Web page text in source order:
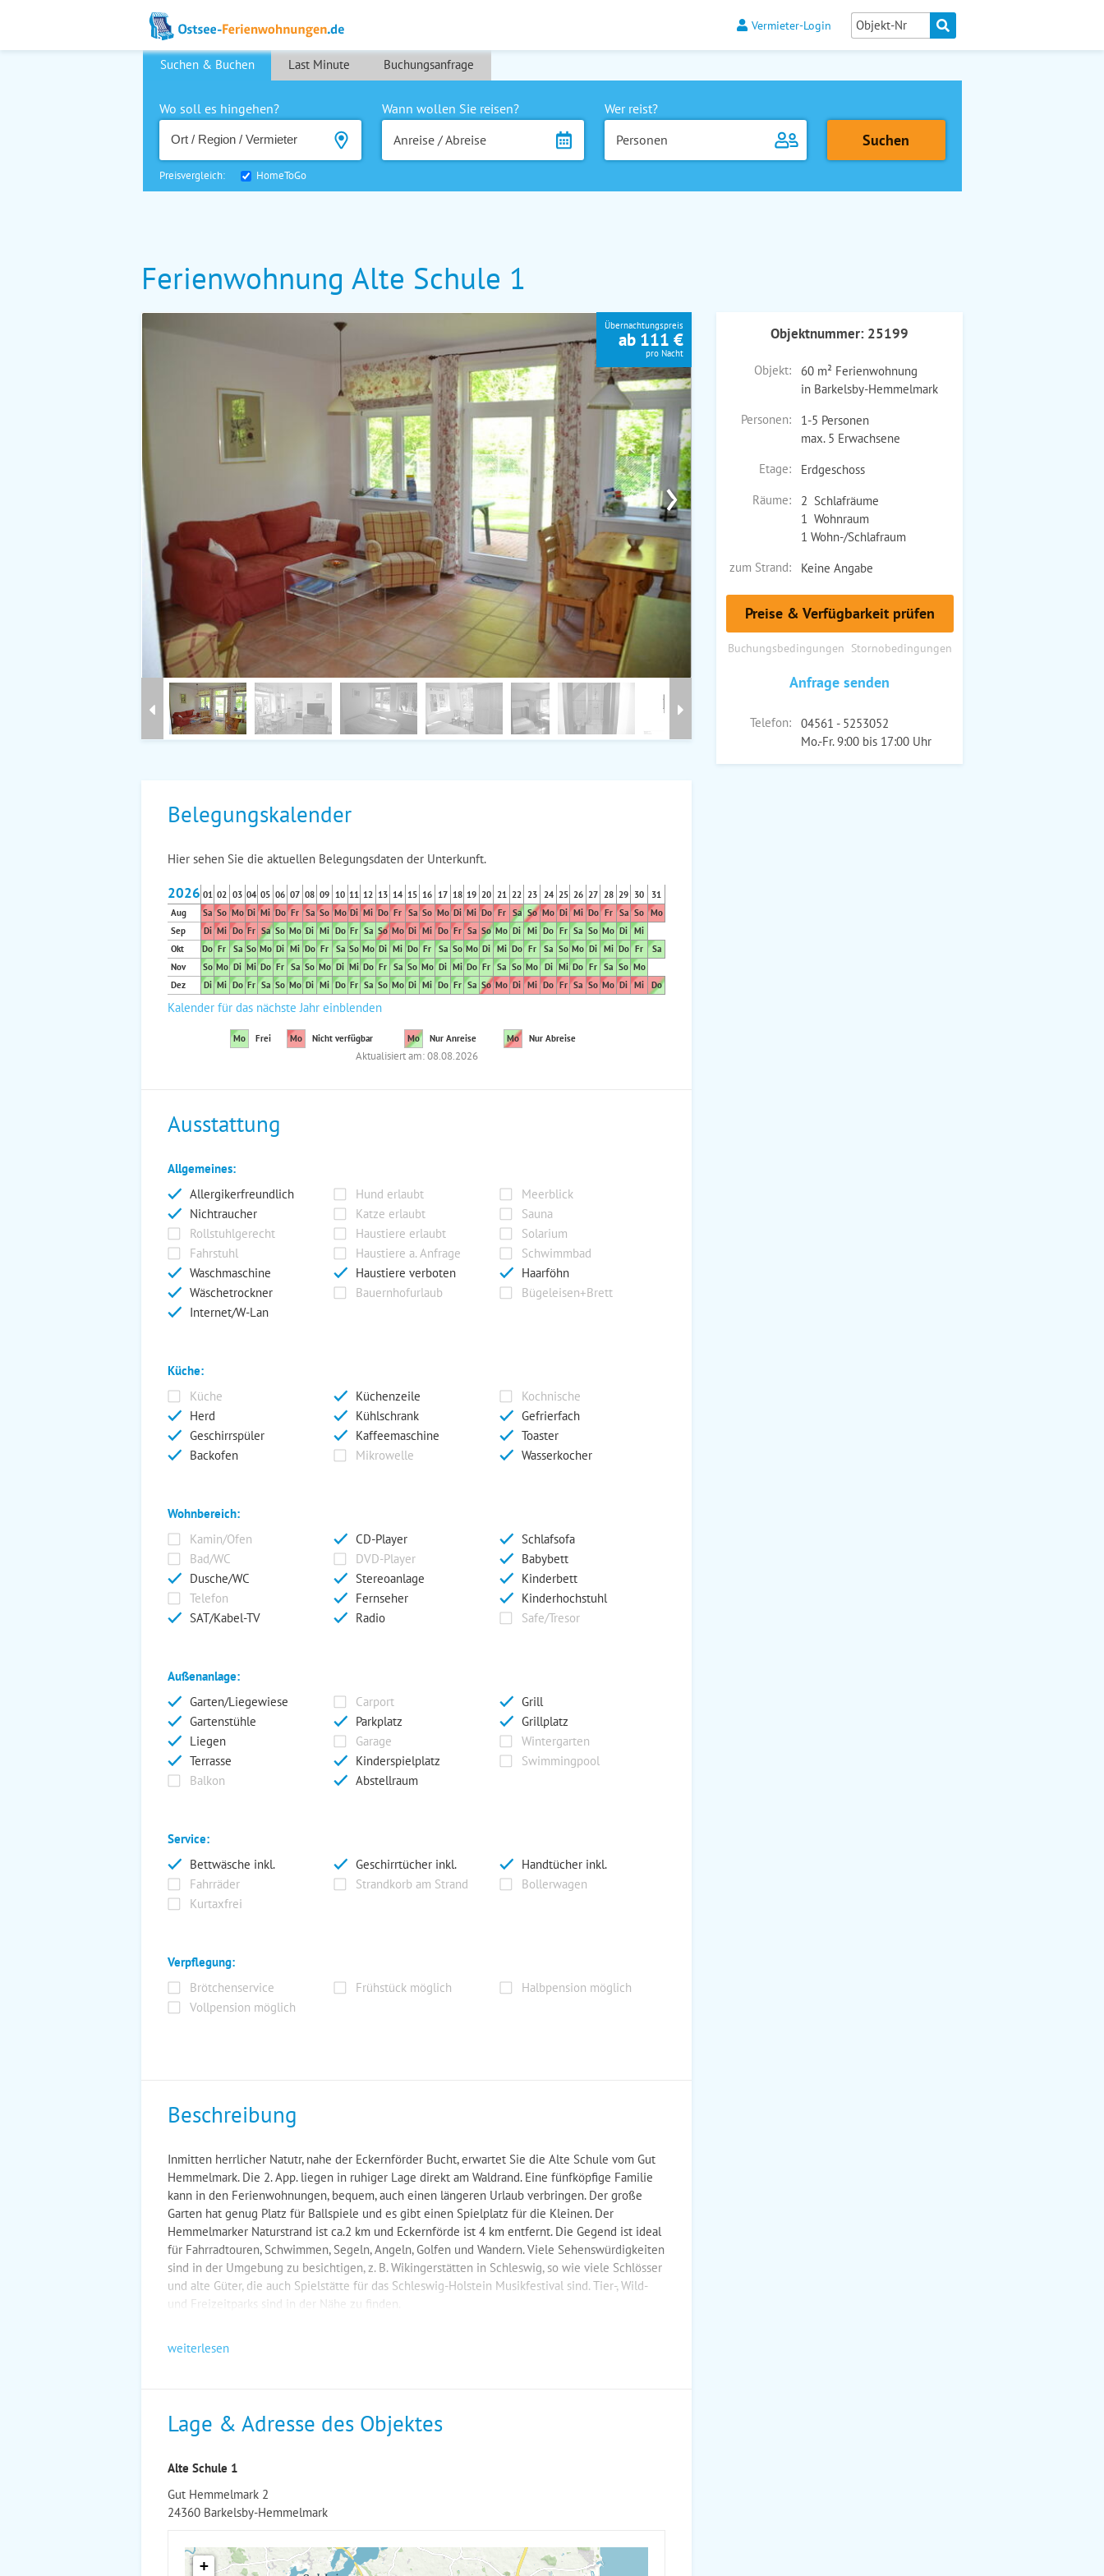
Vermieter-Login
Suchen & Buchen Last Minute Buchungsanfrage
Wo soll es hingehen?
Wann wollen Sie reisen?
Anreise / Abreise
Wer reist?
Personen
Preisvergleich: HomeToGo
Ferienwohnung Alte Schule 1
›
Übernachtungspreis
ab 111 €
pro Nacht
Objektnummer: 25199
Objekt:
60 m² Ferienwohnung
in Barkelsby-Hemmelmark
Personen:
1-5 Personen
max. 5 Erwachsene
Etage:
Erdgeschoss
Räume:
2 Schlafräume
1 Wohnraum
1 Wohn-/Schlafraum
zum Strand:
Keine Angabe
Preise & Verfügbarkeit prüfen
Buchungsbedingungen Stornobedingungen
Anfrage senden
Telefon:
04561 - 5253052
Mo.-Fr. 9:00 bis 17:00 Uhr
Belegungskalender
Hier sehen Sie die aktuellen Belegungsdaten der Unterkunft.
2026 01 02 03 04 05 06 07 08 09 10 11 12 13 14 15 16 17 18 19 20 21 22 23 24 25 26 27 28 29 30
31
Aug
Sa So Mo Di Mi Do Fr Sa So Mo Di Mi Do Fr Sa So Mo Di Mi Do Fr Sa So Mo Di Mi Do Fr Sa So Mo
Sep
Di Mi Do Fr Sa So Mo Di Mi Do Fr Sa So Mo Di Mi Do Fr Sa So Mo Di Mi Do Fr Sa So Mo Di Mi
Okt
Do Fr Sa So Mo Di Mi Do Fr Sa So Mo Di Mi Do Fr Sa So Mo Di Mi Do Fr Sa So Mo Di Mi Do Fr
Sa
Nov
So Mo Di Mi Do Fr Sa So Mo Di Mi Do Fr Sa So Mo Di Mi Do Fr Sa So Mo Di Mi Do Fr Sa So Mo
Dez
Di Mi Do Fr Sa So Mo Di Mi Do Fr Sa So Mo Di Mi Do Fr Sa So Mo Di Mi Do Fr Sa So Mo Di Mi Do
Kalender für das nächste Jahr einblenden
Mo Frei Mo Nicht verfügbar Mo Nur Anreise Mo Nur Abreise
Aktualisiert am: 08.08.2026
Ausstattung
Allgemeines:
Allergikerfreundlich
Hund erlaubt
Meerblick
Nichtraucher
Katze erlaubt
Sauna
Rollstuhlgerecht
Haustiere erlaubt
Solarium
Fahrstuhl
Haustiere a. Anfrage
Schwimmbad
Waschmaschine
Haustiere verboten
Haarföhn
Wäschetrockner
Bauernhofurlaub
Bügeleisen+Brett
Internet/W-Lan
Küche:
Küche
Küchenzeile
Kochnische
Herd
Kühlschrank
Gefrierfach
Geschirrspüler
Kaffeemaschine
Toaster
Backofen
Mikrowelle Wasserkocher
Wohnbereich:
Kamin/Ofen
CD-Player
Schlafsofa
Bad/WC
DVD-Player
Babybett
Dusche/WC
Stereoanlage
Kinderbett
Telefon
Fernseher
Kinderhochstuhl
SAT/Kabel-TV
Radio Safe/Tresor
Außenanlage:
Garten/Liegewiese
Carport
Grill
Gartenstühle
Parkplatz
Grillplatz
Liegen
Garage
Wintergarten
Terrasse
Kinderspielplatz
Swimmingpool
Balkon
Abstellraum
Service:
Bettwäsche inkl.
Geschirrtücher inkl.
Handtücher inkl.
Fahrräder
Strandkorb am Strand
Bollerwagen
Kurtaxfrei
Verpflegung:
Brötchenservice
Frühstück möglich
Halbpension möglich
Vollpension möglich
Beschreibung
Inmitten herrlicher Natutr, nahe der Eckernförder Bucht, erwartet Sie die Alte Schule vom Gut
Hemmelmark. Die 2. App. liegen in ruhiger Lage direkt am Waldrand. Eine fünfköpfige Familie
kann in den Ferienwohnungen, bequem, auch einen längeren Urlaub verbringen. Der große
Garten hat genug Platz für Ballspiele und es gibt einen Spielplatz für die Kleinen. Der
Hemmelmarker Naturstrand ist ca.2 km und Eckernförde ist 4 km entfernt. Die Gegend ist ideal
für Fahrradtouren, Schwimmen, Segeln, Angeln, Golfen und Wandern. Viele Sehenswürdigkeiten
sind in der Umgebung zu besichtigen, z. B. Wikingerstätten in Schleswig, so wie viele Schlösser
und alte Güter, die auch Spielstätte für das Schleswig-Holstein Musikfestival sind. Tier-, Wild-
und Freizeitparks sind in der Nähe zu finden.
weiterlesen
Lage & Adresse des Objektes
Alte Schule 1
Gut Hemmelmark 2
24360 Barkelsby-Hemmelmark
+